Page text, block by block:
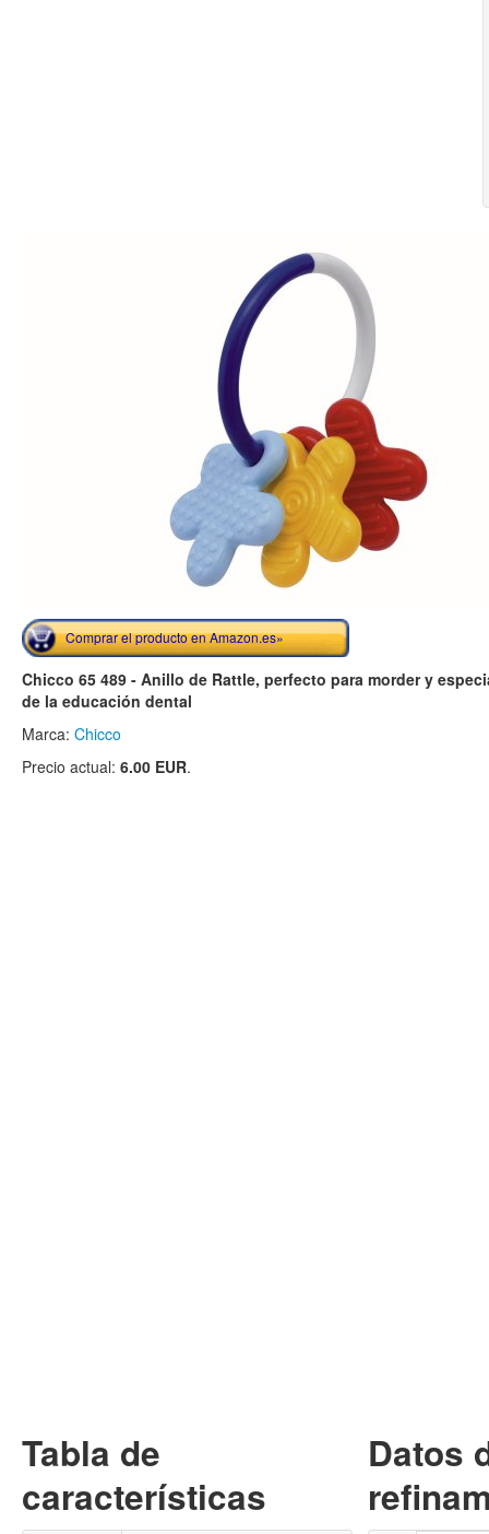
Comprar el producto en Amazon.es»
Chicco 65 489 - Anillo de Rattle, perfecto para morder y
de la educación dental
Marca: Chicco
Precio actual: 6.00 EUR.
Tabla de
características
Datos